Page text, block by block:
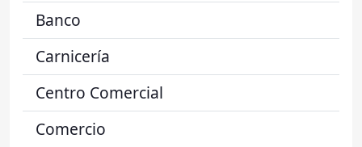
Banco
Carnicería
Centro Comercial
Comercio